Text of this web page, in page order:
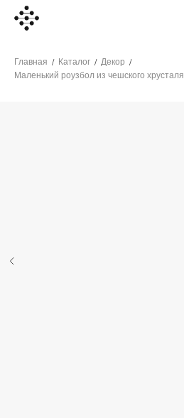
Главная / Каталог / Декор /
Маленький роузбол из чешского хрусталя